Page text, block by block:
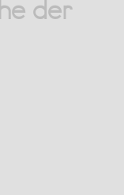
der